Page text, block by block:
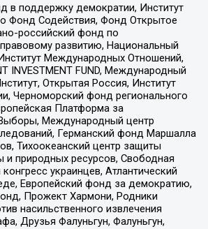
в поддержку демократии, Институт
Фонд Содействия, Фонд Открытое
российский фонд по
развитию, Национальный
Международных Отношений,
INVESTMENT FUND, Международный
Открытая Россия, Институт
Черноморский фонд регионального
Платформа за
Международный центр
Германский фонд Маршалла
Тихоокеанский центр защиты
природных ресурсов, Свободная
украинцев, Атлантический
Европейский фонд за демократию,
Прожект Хармони, Родники
насильственного извлечения
Друзья Фалуньгун, Фалуньгун,